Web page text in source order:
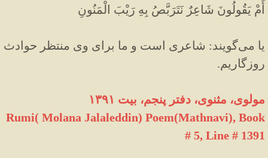
أَمْ يَقُولُونَ شَاعِرٌ نَتَرَبَّصُ بِهِ رَيْبَ الْمَنُونِ
يا مى‌گويند: شاعرى است و ما براى وى منتظر حوادث
روزگاريم.
مولوی، مثنوی، دفتر پنجم، بیت ۱۳۹۱
Rumi( Molana Jalaleddin) Poem(Mathnavi), Book
# 5, Line # 1391